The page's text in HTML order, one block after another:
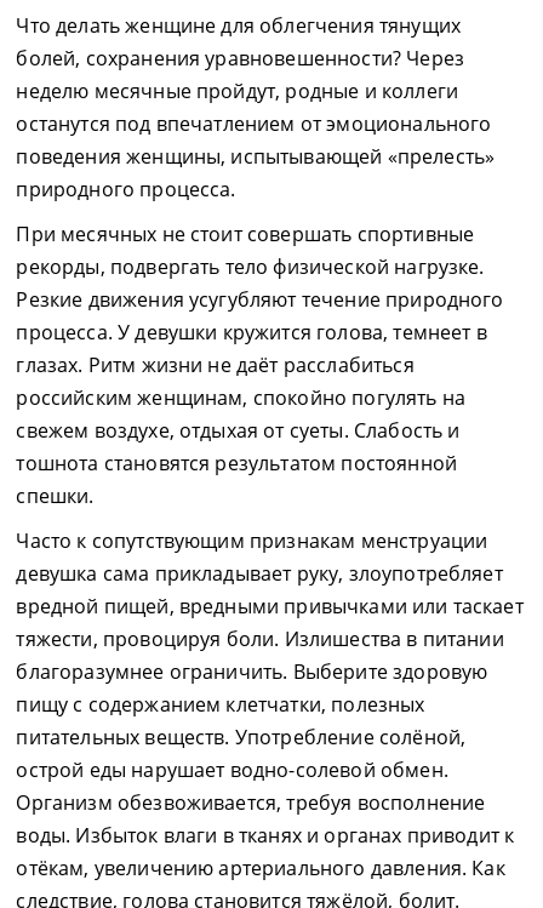
Что делать женщине для облегчения тянущих
болей, сохранения уравновешенности? Через
неделю месячные пройдут, родные и коллеги
останутся под впечатлением от эмоционального
поведения женщины, испытывающей «прелесть»
природного процесса.
При месячных не стоит совершать спортивные
рекорды, подвергать тело физической нагрузке.
Резкие движения усугубляют течение природного
процесса. У девушки кружится голова, темнеет в
глазах. Ритм жизни не даёт расслабиться
российским женщинам, спокойно погулять на
свежем воздухе, отдыхая от суеты. Слабость и
тошнота становятся результатом постоянной
спешки.
Часто к сопутствующим признакам менструации
девушка сама прикладывает руку, злоупотребляет
вредной пищей, вредными привычками или таскает
тяжести, провоцируя боли. Излишества в питании
благоразумнее ограничить. Выберите здоровую
пищу с содержанием клетчатки, полезных
питательных веществ. Употребление солёной,
острой еды нарушает водно-солевой обмен.
Организм обезвоживается, требуя восполнение
воды. Избыток влаги в тканях и органах приводит к
отёкам, увеличению артериального давления. Как
следствие, голова становится тяжёлой, болит.